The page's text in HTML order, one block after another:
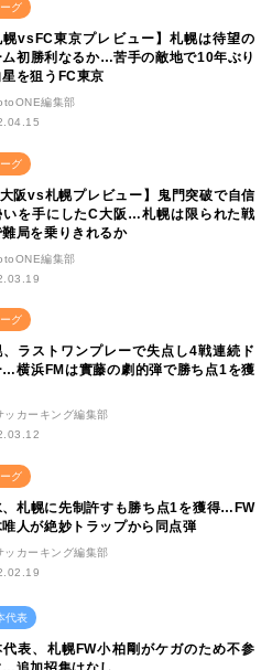
グ
幌vsFC東京プレビュー】札幌は待望の
ム初勝利なるか…苦手の敵地で10年ぶり
を狙うFC東京
編集部
グ
大阪vs札幌プレビュー】鬼門突破で自信
いを手にしたC大阪…札幌は限られた戦
難局を乗りきれるか
編集部
グ
、ラストワンプレーで失点し4戦連続ド
…横浜FMは實藤の劇的弾で勝ち点1を獲
ッカーキング編集部
グ
、札幌に先制許すも勝ち点1を獲得…FW
人が絶妙トラップから同点弾
ッカーキング編集部
代表
代表、札幌FW小柏剛がケガのため不参